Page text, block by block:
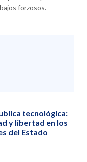
forzosos.
tecnológica:
y libertad en los
del Estado